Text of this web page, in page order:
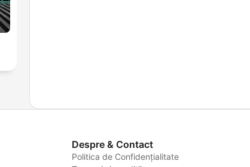
Despre & Contact
Politica de Confidențialitate